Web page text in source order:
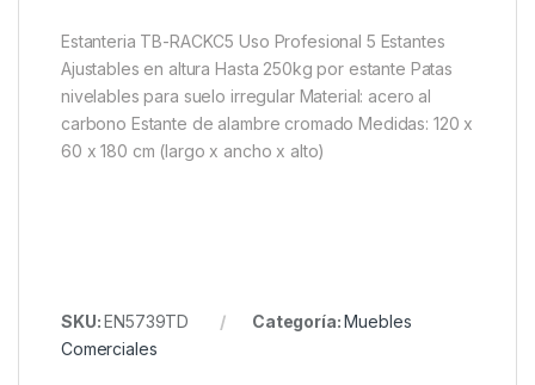
Estanteria TB-RACKC5 Uso Profesional 5 Estantes
Ajustables en altura Hasta 250kg por estante Patas
nivelables para suelo irregular Material: acero al
carbono Estante de alambre cromado Medidas: 120 x
60 x 180 cm (largo x ancho x alto)
SKU:EN5739TD Categoría:Muebles
Comerciales